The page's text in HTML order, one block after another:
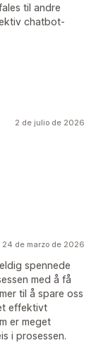
til andre
chatbot-
2 de julio de 2026
24 de marzo de 2026
spennede
med å få
til å spare oss
effektivt
er meget
i prosessen.